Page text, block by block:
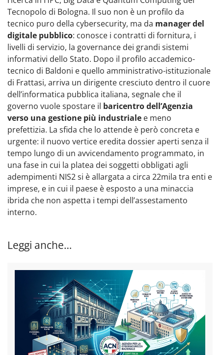
Tecnopolo di Bologna. Il suo non è un profilo da
tecnico puro della cybersecurity, ma da manager del
digitale pubblico: conosce i contratti di fornitura, i
livelli di servizio, la governance dei grandi sistemi
informativi dello Stato. Dopo il profilo accademico-
tecnico di Baldoni e quello amministrativo-istituzionale
di Frattasi, arriva un dirigente cresciuto dentro il cuore
dell’informatica pubblica italiana, segnale che il
governo vuole spostare il baricentro dell’Agenzia
verso una gestione più industriale e meno
prefettizia. La sfida che lo attende è però concreta e
urgente: il nuovo vertice eredita dossier aperti senza il
tempo lungo di un avvicendamento programmato, in
una fase in cui la platea dei soggetti obbligati agli
adempimenti NIS2 si è allargata a circa 22mila tra enti e
imprese, e in cui il paese è esposto a una minaccia
ibrida che non aspetta i tempi dell’assestamento
interno.
Leggi anche…